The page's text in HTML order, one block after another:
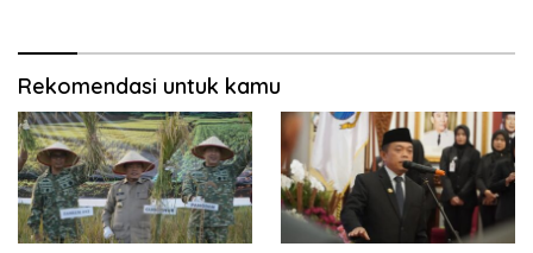
Rekomendasi untuk kamu